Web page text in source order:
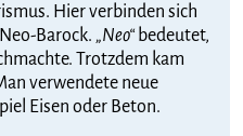
Hier verbinden sich
Barock. „Neo“ bedeutet,
Trotzdem kam
verwendete neue
Eisen oder Beton.